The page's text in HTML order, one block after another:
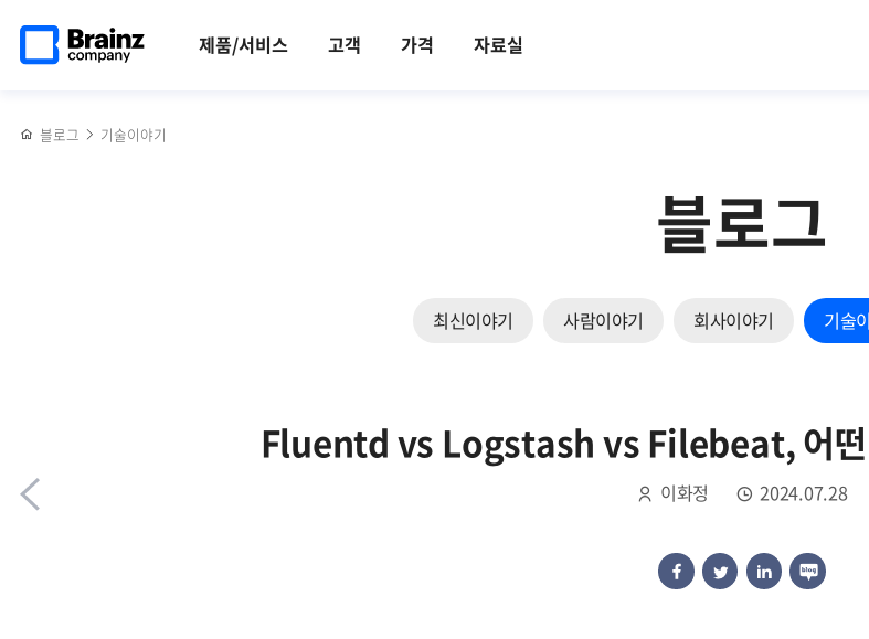
건너뛰기
제품/서비스 고객 가격 자료실
페이지로
블로그 기술이야기
블로그
최신이야기 사람이야기 회사이야기 기술
수집기
Fluentd에
Fluentd vs Logstash vs Filebeat, 어떤
이화정 2024.07.28
공유하기
공유하기
공유하기
공유하기
클라우드
서비스
관리하는